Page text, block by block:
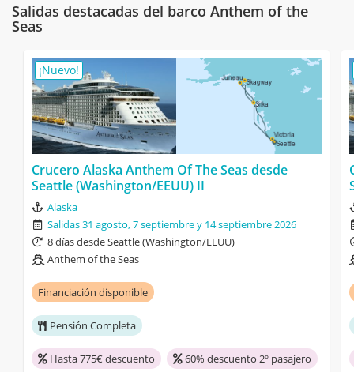
Salidas destacadas del barco Anthem of the
Seas
¡Nuevo!
Crucero Alaska Anthem Of The Seas desde
Seattle (Washington/EEUU) II
Alaska
Salidas 31 agosto, 7 septiembre y 14 septiembre 2026
8 días desde Seattle (Washington/EEUU)
Anthem of the Seas
Financiación disponible
Pensión Completa
Hasta 775€ descuento
60% descuento 2º pasajero